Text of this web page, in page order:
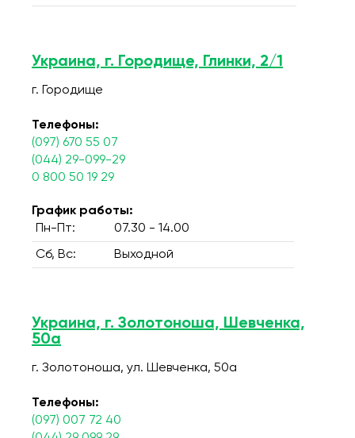
Украина, г. Городище, Глинки, 2/1
г. Городище
Телефоны:
(097) 670 55 07
(044) 29-099-29
0 800 50 19 29
График работы:
Пн-Пт:
07.30 - 14.00
Сб, Вс: Выходной
Украина, г. Золотоноша, Шевченка,
50а
г. Золотоноша, ул. Шевченка, 50а
Телефоны:
(097) 007 72 40